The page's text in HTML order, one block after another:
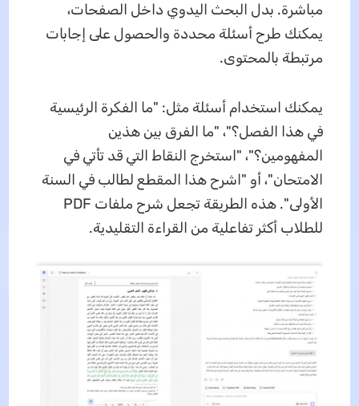
مباشرة. بدل البحث اليدوي داخل الصفحات،
يمكنك طرح أسئلة محددة والحصول على إجابات
مرتبطة بالمحتوى.
يمكنك استخدام أسئلة مثل: "ما الفكرة الرئيسية
في هذا الفصل؟"، "ما الفرق بين هذين
المفهومين؟"، "استخرج النقاط التي قد تأتي في
الامتحان"، أو "اشرح هذا المقطع لطالب في السنة
الأولى". هذه الطريقة تجعل شرح ملفات PDF
للطلاب أكثر تفاعلية من القراءة التقليدية.